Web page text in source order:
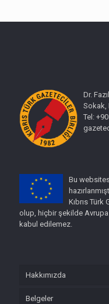
Dr.
Sokak,
Tel:
Bu
Kıbrıs
olup, hiçbir şekilde Avrupa
kabul edilemez.
Hakkımızda
Belgeler